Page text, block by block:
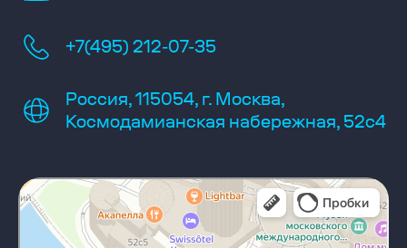
+7(495) 212-07-35
Россия, 115054, г. Москва,
Космодамианская набережная, 52с4